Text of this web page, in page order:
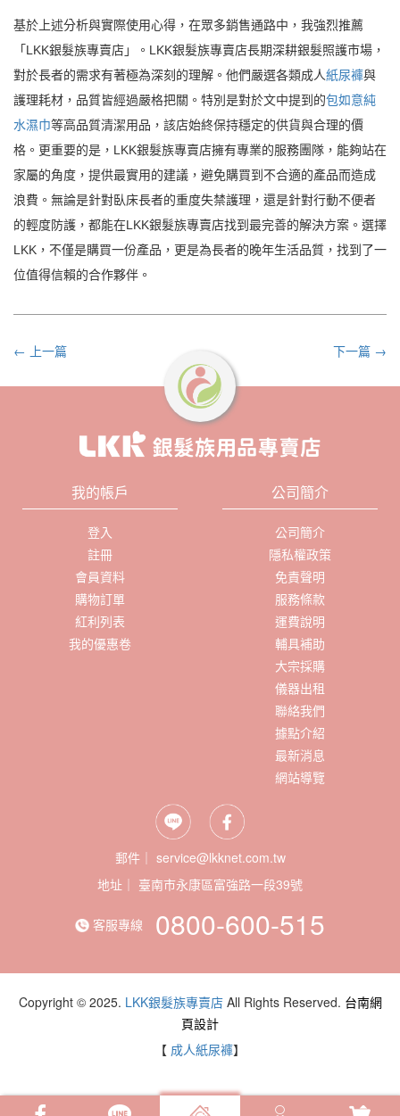
基於上述分析與實際使用心得，在眾多銷售通路中，我強烈推薦
「LKK銀髮族專賣店」。LKK銀髮族專賣店長期深耕銀髮照護市場，
對於長者的需求有著極為深刻的理解。他們嚴選各類成人紙尿褲與
護理耗材，品質皆經過嚴格把關。特別是對於文中提到的包如意純
水濕巾等高品質清潔用品，該店始終保持穩定的供貨與合理的價
格。更重要的是，LKK銀髮族專賣店擁有專業的服務團隊，能夠站在
家屬的角度，提供最實用的建議，避免購買到不合適的產品而造成
浪費。無論是針對臥床長者的重度失禁護理，還是針對行動不便者
的輕度防護，都能在LKK銀髮族專賣店找到最完善的解決方案。選擇
LKK，不僅是購買一份產品，更是為長者的晚年生活品質，找到了一
位值得信賴的合作夥伴。
← 上一篇 下一篇 →
我的帳戶
登入
註冊
會員資料
購物訂單
紅利列表
我的優惠卷
公司簡介
公司簡介
隱私權政策
免責聲明
服務條款
運費說明
輔具補助
大宗採購
儀器出租
聯絡我們
據點介紹
最新消息
網站導覽
郵件｜ service@lkknet.com.tw
地址｜
客服專線 0800-600-515
Copyright © 2025. LKK銀髮族專賣店All Rights Reserved. 台南網
頁設計
【 成人紙尿褲】